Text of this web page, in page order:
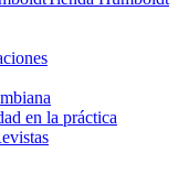
en la práctica